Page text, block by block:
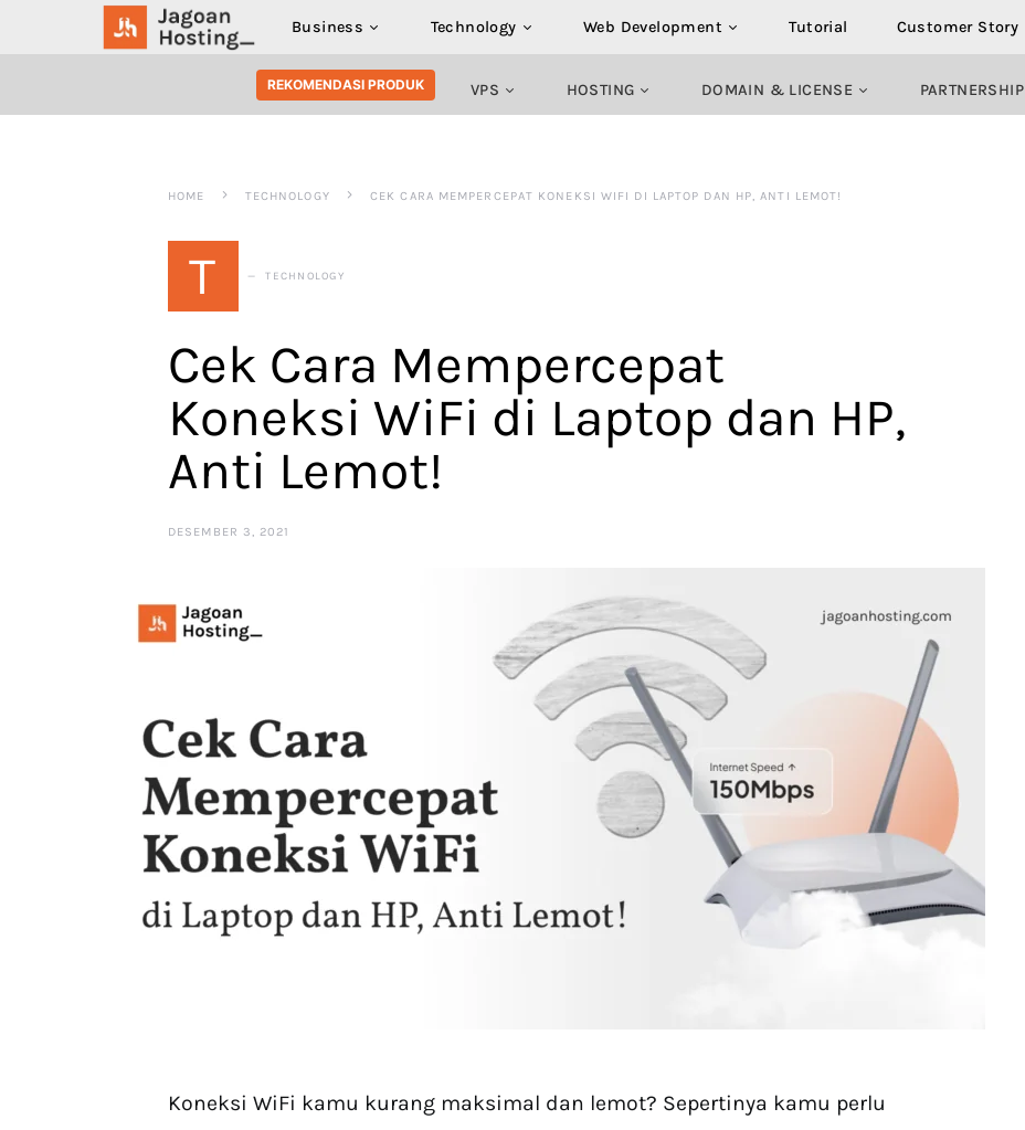
Business Technology Web Development Tutorial Customer Story
SEARCH FOR:
REKOMENDASI PRODUK VPS HOSTING DOMAIN & LICENSE PARTNERSHIP
HOME TECHNOLOGY CEK CARA MEMPERCEPAT KONEKSI WIFI DI LAPTOP DAN HP, ANTI LEMOT!
T TECHNOLOGY
Cek Cara Mempercepat
Koneksi WiFi di Laptop dan HP,
Anti Lemot!
DESEMBER 3, 2021
Koneksi WiFi kamu kurang maksimal dan lemot? Sepertinya kamu perlu